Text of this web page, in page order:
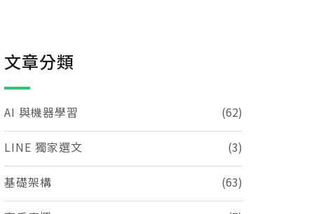
文章分類
AI 與機器學習 (62)
LINE 獨家選文 (3)
基礎架構 (63)